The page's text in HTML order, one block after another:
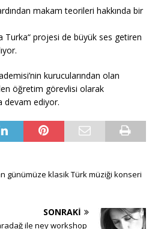
makam teorileri hakkında bir
Turka“ projesi de büyük ses getiren
kurucularından olan
öğretim görevlisi olarak
devam ediyor.
günümüze klasik Türk müziği konseri
SONRAKI
ile ney workshop